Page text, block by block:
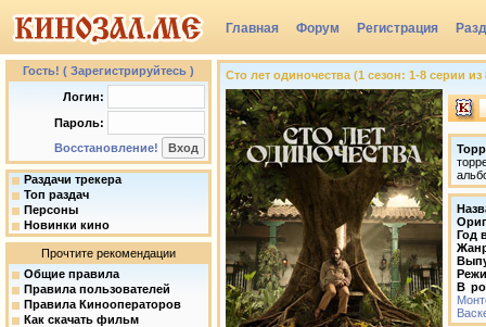
Главная Форум Регистрация
Группы
Гость! ( Зарегистрируйтесь )
Логин:
Пароль:
Восстановление!
Раздачи трекера
Топ раздач
Персоны
Новинки кино
Прочтите рекомендации
Общие правила
Правила пользователей
Правила Кинооператоров
Как скачать фильм
Сто лет одиночества (1 сезон: 1-8 серии
Год
В